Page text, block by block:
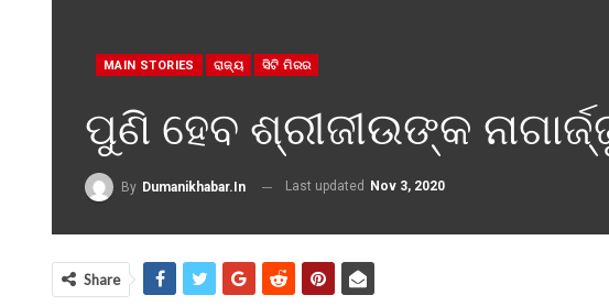
MAIN STORIES ରାଜ୍ୟ ସିଟି ମିରର
ପୁଣି ହେବ ଶ୍ରୀଜୀଉଙ୍କ
By Dumanikhabar.in Last updated Nov 3, 2020
Share